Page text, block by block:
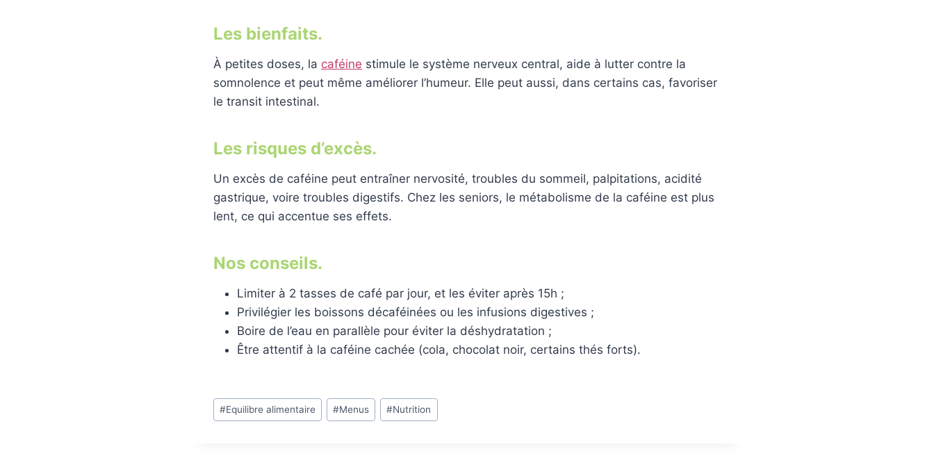
Les bienfaits.
À petites doses, la caféine stimule le système nerveux central, aide à lutter contre la
somnolence et peut même améliorer l’humeur. Elle peut aussi, dans certains cas, favoriser
le transit intestinal.
Les risques d’excès.
Un excès de caféine peut entraîner nervosité, troubles du sommeil, palpitations, acidité
gastrique, voire troubles digestifs. Chez les seniors, le métabolisme de la caféine est plus
lent, ce qui accentue ses effets.
Nos conseils.
Limiter à 2 tasses de café par jour, et les éviter après 15h ;
Privilégier les boissons décaféinées ou les infusions digestives ;
Boire de l’eau en parallèle pour éviter la déshydratation ;
Être attentif à la caféine cachée (cola, chocolat noir, certains thés forts).
Étiquettes
de
#Equilibre alimentaire #Menus #Nutrition